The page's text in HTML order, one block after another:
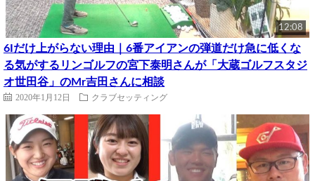
12:08
6Iだけ上がらない理由｜6番アイアンの弾道だけ急に低くな
る気がするリンゴルフの宮下泰明さんが「大蔵ゴルフスタジ
オ世田谷」のMr吉田さんに相談
2020年1月12日 クラブセッティング